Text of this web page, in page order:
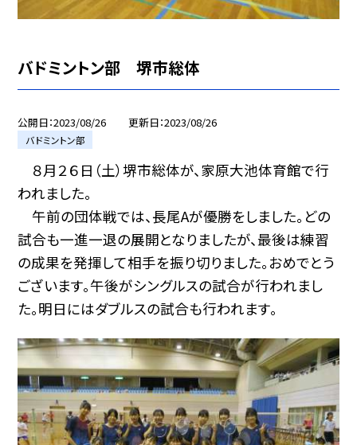
バドミントン部 堺市総体
公開日 2023/08/26 更新日 2023/08/26
バドミントン部
８月２６日（土）堺市総体が、家原大池体育館で行
われました。
午前の団体戦では、長尾Aが優勝をしました。どの
試合も一進一退の展開となりましたが、最後は練習
の成果を発揮して相手を振り切りました。おめでとう
ございます。午後がシングルスの試合が行われまし
た。明日にはダブルスの試合も行われます。